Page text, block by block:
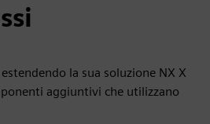
la sua soluzione NX X
aggiuntivi che utilizzano